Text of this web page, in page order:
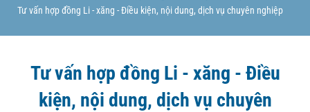
Tư vấn hợp đồng Li - xăng - Điều kiện, nội dung, dịch vụ chuyên nghiệp
Tư vấn hợp đồng Li - xăng - Điều
kiện, nội dung, dịch vụ chuyên